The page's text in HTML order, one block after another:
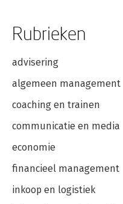
Rubrieken
advisering
algemeen management
coaching en trainen
communicatie en media
economie
financieel management
inkoop en logistiek